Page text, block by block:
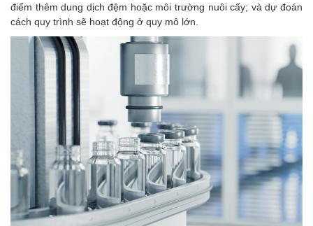
điểm thêm dung dịch đệm hoặc môi trường nuôi cấy; và dự đoán
cách quy trình sẽ hoạt động ở quy mô lớn.